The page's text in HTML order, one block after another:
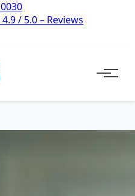
4.9 / 5.0 – Reviews